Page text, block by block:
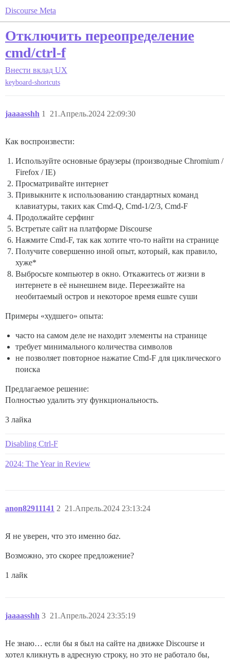
Discourse Meta
Отключить переопределение
cmd/ctrl-f
Внести вклад UX
keyboard-shortcuts
jaaaasshh 21.Апрель.2024 22:09:30
1
Как воспроизвести:
Используйте основные браузеры (производные Chromium /
Firefox / IE)
Просматривайте интернет
Привыкните к использованию стандартных команд
клавиатуры, таких как Cmd-Q, Cmd-1/2/3, Cmd-F
Продолжайте серфинг
Встретьте сайт на платформе Discourse
Нажмите Cmd-F, так как хотите что-то найти на странице
Получите совершенно иной опыт, который, как правило,
хуже*
Выбросьте компьютер в окно. Откажитесь от жизни в
интернете в её нынешнем виде. Переезжайте на
необитаемый остров и некоторое время ешьте суши
Примеры «худшего» опыта:
часто на самом деле не находит элементы на странице
требует минимального количества символов
не позволяет повторное нажатие Cmd-F для циклического
поиска
Предлагаемое решение:
Полностью удалить эту функциональность.
3 лайка
Disabling Ctrl-F
2024: The Year in Review
anon82911141 21.Апрель.2024 23:13:24
2
Я не уверен, что это именно баг.
Возможно, это скорее предложение?
1 лайк
jaaaasshh 21.Апрель.2024 23:35:19
3
Не знаю… если бы я был на сайте на движке Discourse и
хотел кликнуть в адресную строку, но это не работало бы,